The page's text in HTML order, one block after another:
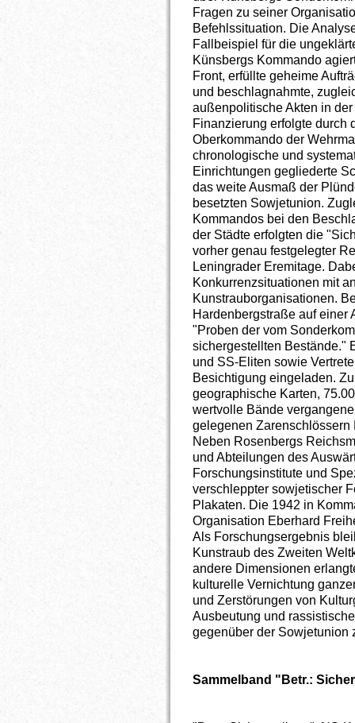
Fragen zu seiner
Befehlssituation. Die
Fallbeispiel für die
Künsbergs Kommando
Front, erfüllte geheime
und beschlagnahmte,
außenpolitische Akten in
Finanzierung erfolgte durch
Oberkommando der
chronologische und
Einrichtungen gegliederte
das weite Ausmaß der
besetzten Sowjetunion.
Kommandos bei den
der Städte erfolgten die
vorher genau festgelegter
Leningrader Eremitage.
Konkurrenzsituationen mit
Kunstrauborganisationen.
Hardenbergstraße auf einer
"Proben der vom
sichergestellten Bestände."
und SS-Eliten sowie
Besichtigung eingeladen.
geographische Karten,
wertvolle Bände
gelegenen Zarenschlössern
Neben Rosenbergs
und Abteilungen des
Forschungsinstitute und
verschleppter sowjetischer
Plakaten. Die 1942 in
Organisation Eberhard
Als Forschungsergebnis
Kunstraub des Zweiten
andere Dimensionen
kulturelle Vernichtung
und Zerstörungen von
Ausbeutung und
gegenüber der Sowjetunion
Sammelband "Betr.: